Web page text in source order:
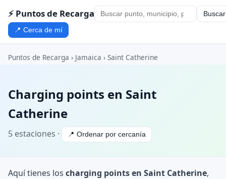
⚡ Puntos de Recarga Buscar
📍 Cerca de mí
Puntos de Recarga › Jamaica › Saint Catherine
Charging points en Saint
Catherine
5 estaciones · 📍 Ordenar por cercanía
Aquí tienes los charging points en Saint Catherine,